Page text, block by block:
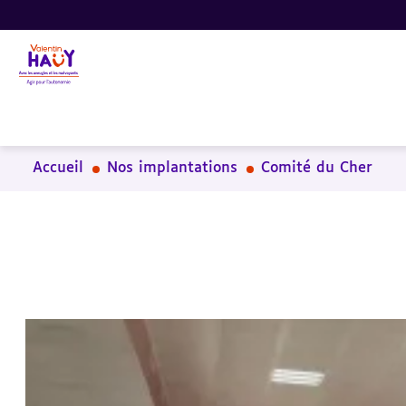
Aller
au
contenu
principal
Aller
au
pied
de
Aller
à
la
recherche
Accueil Nos implantations Comité du Cher